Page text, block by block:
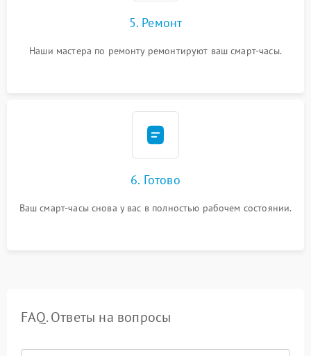
5. Ремонт
Наши мастера по ремонту ремонтируют ваш смарт-часы.
6. Готово
Ваш смарт-часы снова у вас в полностью рабочем состоянии.
FAQ. Ответы на вопросы